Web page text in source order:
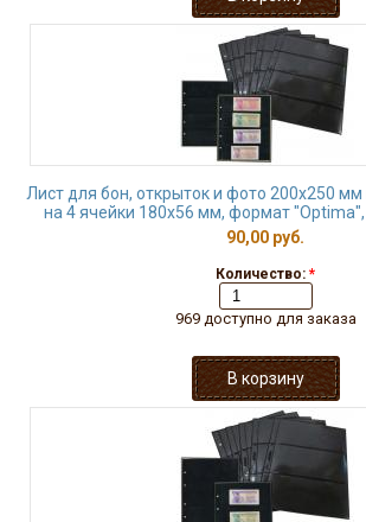
Лист для бон, открыток и фото 200х250
на 4 ячейки 180х56 мм, формат
90,00 руб.
Количество: *
969 доступно для заказа